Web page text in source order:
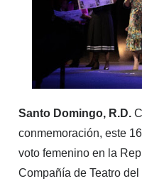
Santo Domingo, R.D.
conmemoración, este
voto femenino en la
Compañía de Teatro